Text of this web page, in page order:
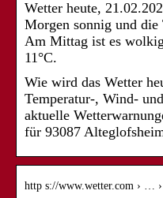
Wetter heute,
Morgen sonnig und die
Am Mittag ist es
11°C.
Wie wird das Wetter
Temperatur-, Wind-
aktuelle
für 93087
http s://www.wetter.com › …